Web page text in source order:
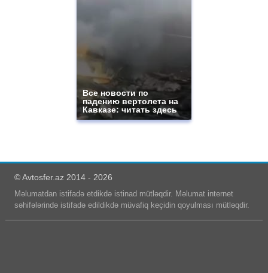
Все новости по
падению вертолета на
Кавказе: читать здесь
© Avtosfer.az 2014 - 2026
Məlumatdan istifadə etdikdə istinad mütləqdir. Məlumat internet
səhifələrində istifadə edildikdə müvafiq keçidin qoyulması mütləqdir.